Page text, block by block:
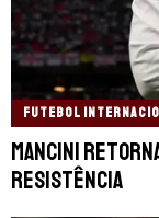
FUTEBOL
Mancini
resistência